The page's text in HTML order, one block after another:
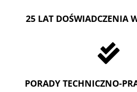
25 LAT DOŚWIADCZENIA

PORADY TECHNICZNO-